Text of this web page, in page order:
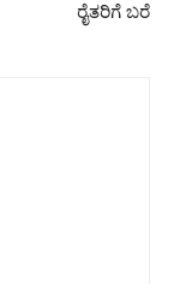
ರೈತರಿಗೆ ಬರೆ